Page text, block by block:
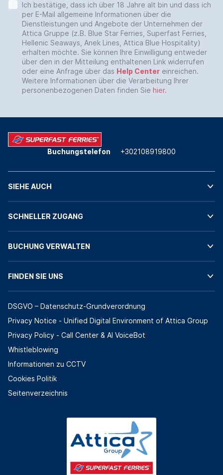
Ich bestätige, dass ich über 18 Jahre alt bin und dass ich
per E-Mail allgemeine Informationen über die
Dienstleistungen und Angebote der Unternehmen der
Attica Gruppe (z.B. Blue Star Ferries, Superfast Ferries,
Hellenic Seaways, Anek Lines, Attica Blue Hospitality)
erhalten möchte. Sie können Ihre Einwilligung entweder
über den in der Mitteilung enthaltenen Link widerrufen
oder eine Anfrage über das Help Center einreichen.
Weitere Informationen über die Verarbeitung Ihrer
personenbezogenen Daten finden Sie hier.
Buchungstelefon +302108919800
SIEHE AUCH
SCHNELLER ZUGANG
BUCHUNG VERWALTEN
FINDEN SIE UNS
DSGVO – Datenschutz-Grundverordnung
Privacy Notice - Unified Digital Environment of Attica Group
Privacy Policy - Call Center & ΑΙ VoiceBot
Whistleblowing
Informationen zu CCTV
Cookies Politik
Seitenverzeichnis